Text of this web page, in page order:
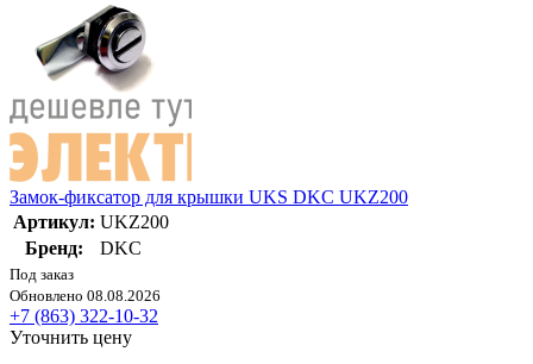
Замок-фиксатор для крышки UKS DKC UKZ200
Артикул: UKZ200
Бренд:
DKC
Под заказ
Обновлено 08.08.2026
+7 (863) 322-10-32
Уточнить цену